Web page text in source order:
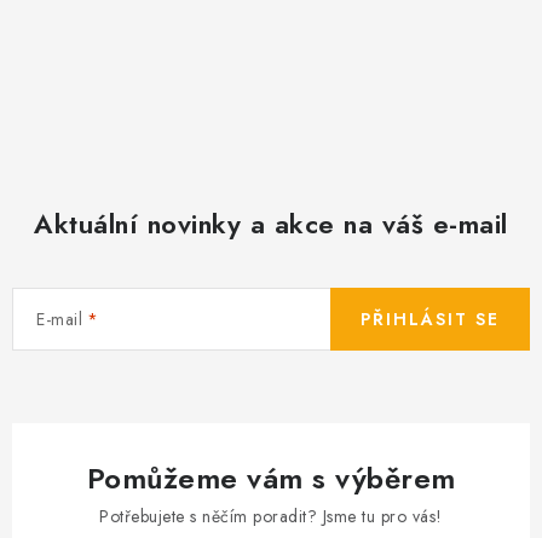
Aktuální novinky a akce na váš e-mail
E-mail PŘIHLÁSIT SE
Pomůžeme vám s výběrem
Potřebujete s něčím poradit? Jsme tu pro vás!